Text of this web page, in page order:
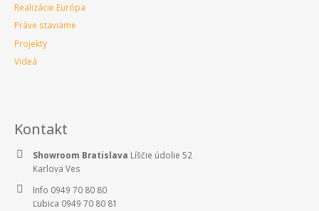
Realizácie Európa
Práve staviame
Projekty
Videá
Kontakt
Showroom Bratislava Líščie údolie 52
Karlova Ves
Info 0949 70 80 80
Ľubica 0949 70 80 81